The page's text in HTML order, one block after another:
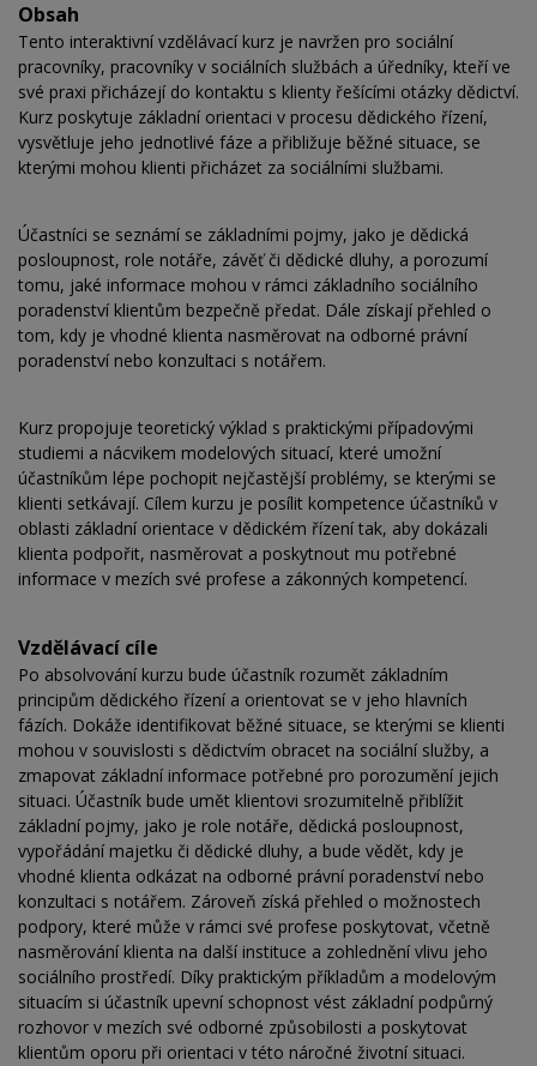
Obsah
Tento interaktivní vzdělávací kurz je navržen pro sociální
pracovníky, pracovníky v sociálních službách a úředníky, kteří ve
své praxi přicházejí do kontaktu s klienty řešícími otázky dědictví.
Kurz poskytuje základní orientaci v procesu dědického řízení,
vysvětluje jeho jednotlivé fáze a přibližuje běžné situace, se
kterými mohou klienti přicházet za sociálními službami.
Účastníci se seznámí se základními pojmy, jako je dědická
posloupnost, role notáře, závěť či dědické dluhy, a porozumí
tomu, jaké informace mohou v rámci základního sociálního
poradenství klientům bezpečně předat. Dále získají přehled o
tom, kdy je vhodné klienta nasměrovat na odborné právní
poradenství nebo konzultaci s notářem.
Kurz propojuje teoretický výklad s praktickými případovými
studiemi a nácvikem modelových situací, které umožní
účastníkům lépe pochopit nejčastější problémy, se kterými se
klienti setkávají. Cílem kurzu je posílit kompetence účastníků v
oblasti základní orientace v dědickém řízení tak, aby dokázali
klienta podpořit, nasměrovat a poskytnout mu potřebné
informace v mezích své profese a zákonných kompetencí.
Vzdělávací cíle
Po absolvování kurzu bude účastník rozumět základním
principům dědického řízení a orientovat se v jeho hlavních
fázích. Dokáže identifikovat běžné situace, se kterými se klienti
mohou v souvislosti s dědictvím obracet na sociální služby, a
zmapovat základní informace potřebné pro porozumění jejich
situaci. Účastník bude umět klientovi srozumitelně přiblížit
základní pojmy, jako je role notáře, dědická posloupnost,
vypořádání majetku či dědické dluhy, a bude vědět, kdy je
vhodné klienta odkázat na odborné právní poradenství nebo
konzultaci s notářem. Zároveň získá přehled o možnostech
podpory, které může v rámci své profese poskytovat, včetně
nasměrování klienta na další instituce a zohlednění vlivu jeho
sociálního prostředí. Díky praktickým příkladům a modelovým
situacím si účastník upevní schopnost vést základní podpůrný
rozhovor v mezích své odborné způsobilosti a poskytovat
klientům oporu při orientaci v této náročné životní situaci.